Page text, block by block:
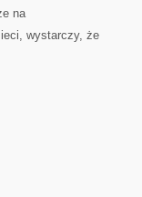
na
wystarczy, że